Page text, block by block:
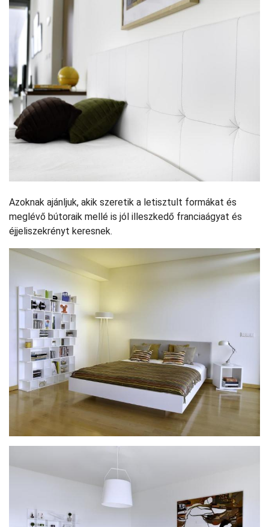
Azoknak ajánljuk, akik szeretik a letisztult formákat és
meglévő bútoraik mellé is jól illeszkedő franciaágyat és
éjjeliszekrényt keresnek.